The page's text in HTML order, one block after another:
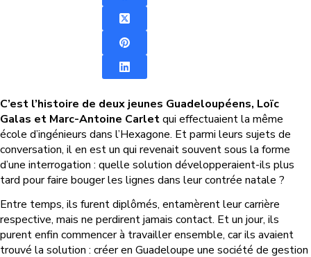
C’est l’histoire de deux jeunes Guadeloupéens, Loïc
Galas et Marc-Antoine Carletqui effectuaient la même
école d’ingénieurs dans l’Hexagone. Et parmi leurs sujets de
conversation, il en est un qui revenait souvent sous la forme
d’une interrogation : quelle solution développeraient-ils plus
tard pour faire bouger les lignes dans leur contrée natale ?
Entre temps, ils furent diplômés, entamèrent leur carrière
respective, mais ne perdirent jamais contact. Et un jour, ils
purent enfin commencer à travailler ensemble, car ils avaient
trouvé la solution : créer en Guadeloupe une société de gestion